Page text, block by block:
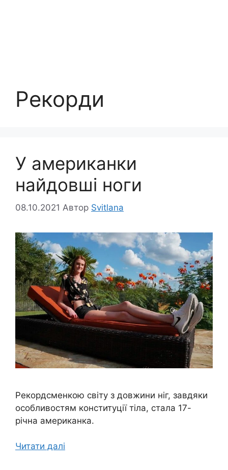
Рекорди
У американки
найдовші ноги
08.10.2021 Автор Svitlana
Рекордсменкою світу з довжини ніг, завдяки
особливостям конституції тіла, стала 17-
річна американка.
Читати далі